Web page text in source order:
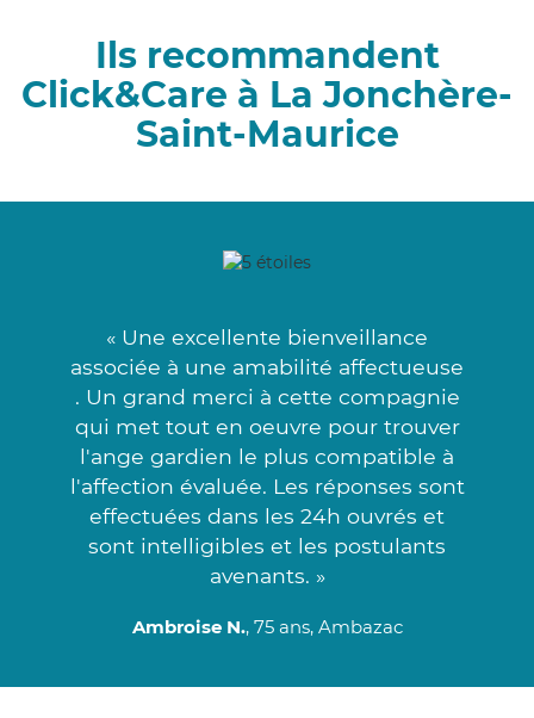
Ils recommandent
Click&Care à La Jonchère-
Saint-Maurice
« Une excellente bienveillance
associée à une amabilité affectueuse
. Un grand merci à cette compagnie
qui met tout en oeuvre pour trouver
l'ange gardien le plus compatible à
l'affection évaluée. Les réponses sont
effectuées dans les 24h ouvrés et
sont intelligibles et les postulants
avenants. »
Ambroise N., 75 ans, Ambazac